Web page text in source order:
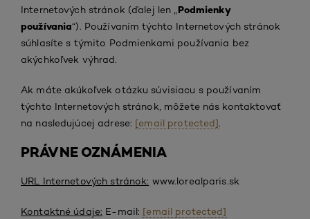
Internetových stránok (ďalej len „ Podmienky
používania“). Používaním týchto Internetových stránok
súhlasíte s týmito Podmienkami používania bez
akýchkoľvek výhrad.
Ak máte akúkoľvek otázku súvisiacu s používaním
týchto Internetových stránok, môžete nás kontaktovať
na nasledujúcej adrese: [email protected].
PRÁVNE OZNÁMENIA
URL Internetových stránok: www.lorealparis.sk
Kontaktné údaje: E-mail: [email protected]